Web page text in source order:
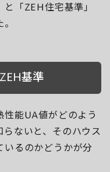
「ZEH住宅基準」
基準
能UA値がどのよう
ないと、そのハウス
いるのかどうかが分